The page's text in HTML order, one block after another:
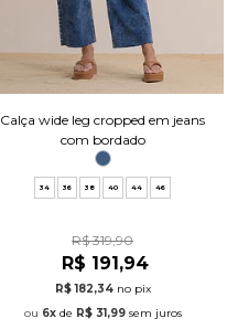
Calça wide leg cropped em jeans
com bordado
34 36 38 40 44 46
R$ 319,90
R$ 191,94
R$ 182,34 no pix
6xde R$ 31,99sem juros